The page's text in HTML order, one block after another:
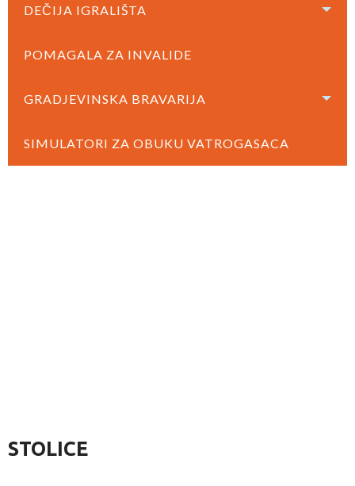
DEČIJA IGRALIŠTA
POMAGALA ZA INVALIDE
GRADJEVINSKA BRAVARIJA
SIMULATORI ZA OBUKU VATROGASACA
STOLICE